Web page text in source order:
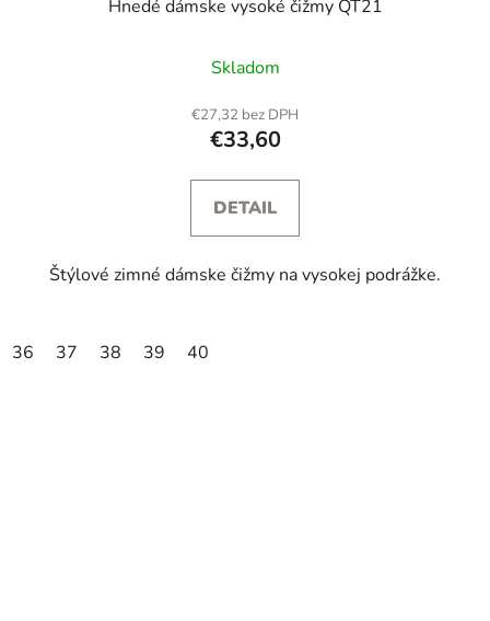
Hnedé dámske vysoké čižmy QT21
Skladom
€27,32 bez DPH
€33,60
DETAIL
Štýlové zimné dámske čižmy na vysokej podrážke.
36 37 38 39 40